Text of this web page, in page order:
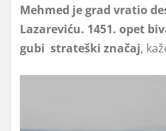
Mehmed je grad vratio
Lazareviću. 1451. opet
gubi strateški značaj,